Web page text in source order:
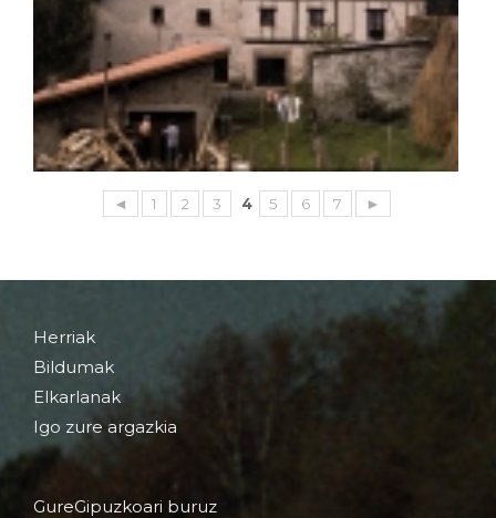
◄ 1 2 3 4 5 6 7 ►
Herriak
Bildumak
Elkarlanak
Igo zure argazkia
GureGipuzkoari buruz